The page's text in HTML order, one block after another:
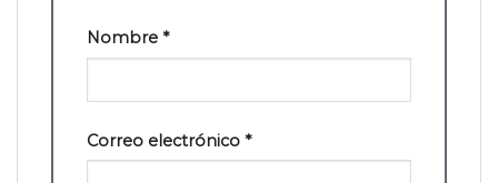
Nombre *
Correo electrónico *